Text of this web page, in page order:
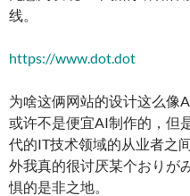
线。
https://www.dot.dot
为啥这俩网站的设计这么像
或许不是便宜AI制作的，但
代的IT技术领域的从业者之
外我真的很讨厌某个おりが
惧的是非之地。